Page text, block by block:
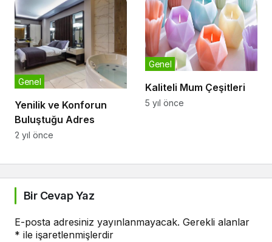
Yenilik ve Konforun
Buluştuğu Adres
Genel
2 yıl önce
Kaliteli Mum Çeşitleri
Genel
5 yıl önce
Bir Cevap Yaz
E-posta adresiniz yayınlanmayacak. Gerekli alanlar
* ile işaretlenmişlerdir